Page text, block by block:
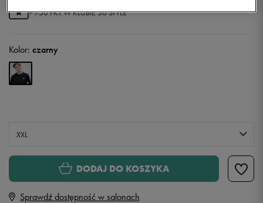
+ 750 PKT WKLUBIE 50 STYLE
Kolor: czarny
XXL
Powiadom o dostępności
S Powiadom o dostępności
DODAJ DO KOSZYKA
Sprawdź dostępność w salonach